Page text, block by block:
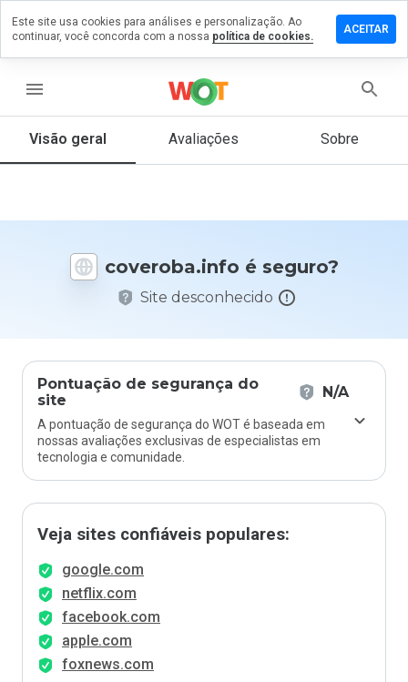
menu
Visão geral Avaliações Sobre
coveroba.info é seguro?
Site desconhecido
Pontuação de segurança do
site
N/A
A pontuação de segurança do WOT é baseada em
nossas avaliações exclusivas de especialistas em
tecnologia e comunidade.
Veja sites confiáveis populares:
google.com
netflix.com
facebook.com
apple.com
foxnews.com
um
que
Este site usa cookies para análises e personalização. Ao
continuar, você concorda com a nossa política de cookies.
ACEITAR